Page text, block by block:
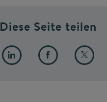
Diese Seite teilen